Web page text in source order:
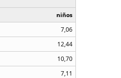
niños
7,06
12,44
10,70
7,11